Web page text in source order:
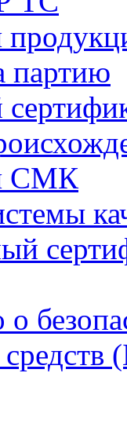
партию
СМК
о